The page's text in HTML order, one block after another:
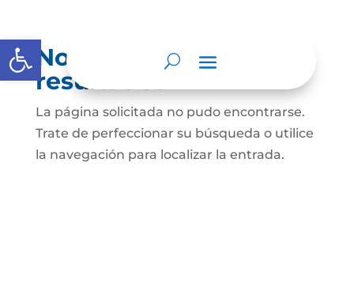
Abrir barra de herramientas
No se encontraron
resultados
La página solicitada no pudo encontrarse.
Trate de perfeccionar su búsqueda o utilice
la navegación para localizar la entrada.